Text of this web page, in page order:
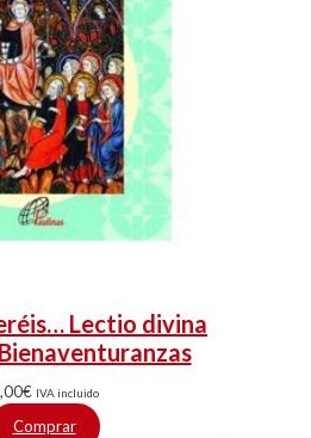
Lectio divina
€ IVA incluido
Comprar